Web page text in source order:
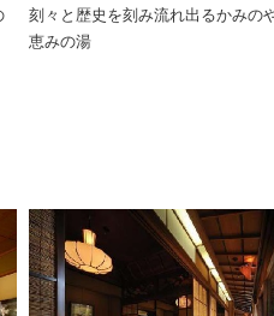
刻々と歴史を刻み流れ出るかみの
恵みの湯